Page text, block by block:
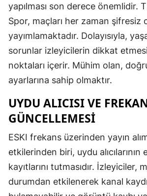
yapılması son derece önemlidir.
Spor, maçları her zaman şifresiz
yayımlamaktadır. Dolayısıyla,
sorunlar izleyicilerin dikkat
noktaları içerir. Mühim olan,
ayarlarına sahip olmaktır.
UYDU ALICISI VE
GÜNCELLEMESI
ESKI frekans üzerinden yayın
etkilerinden biri, uydu alıcılarının
kayıtlarını tutmasıdır. İzleyiciler,
durumdan etkilenerek kanal